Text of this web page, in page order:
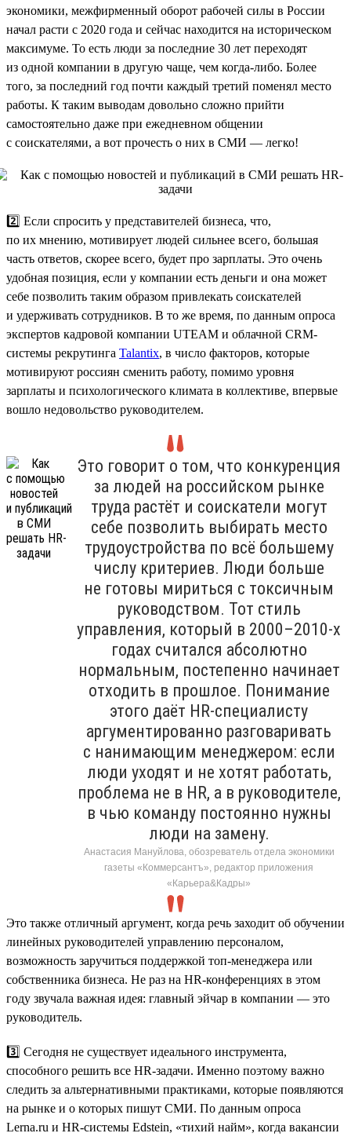
экономики, межфирменный оборот рабочей силы в России
начал расти с 2020 года и сейчас находится на историческом
максимуме. То есть люди за последние 30 лет переходят
из одной компании в другую чаще, чем когда-либо. Более
того, за последний год почти каждый третий поменял место
работы. К таким выводам довольно сложно прийти
самостоятельно даже при ежедневном общении
с соискателями, а вот прочесть о них в СМИ — легко!
2️⃣ Если спросить у представителей бизнеса, что,
по их мнению, мотивирует людей сильнее всего, большая
часть ответов, скорее всего, будет про зарплаты. Это очень
удобная позиция, если у компании есть деньги и она может
себе позволить таким образом привлекать соискателей
и удерживать сотрудников. В то же время, по данным опроса
экспертов кадровой компании UTEAM и облачной CRM-
системы рекрутинга Talantix, в число факторов, которые
мотивируют россиян сменить работу, помимо уровня
зарплаты и психологического климата в коллективе, впервые
вошло недовольство руководителем.
Это говорит о том, что конкуренция
за людей на российском рынке
труда растёт и соискатели могут
себе позволить выбирать место
трудоустройства по всё большему
числу критериев. Люди больше
не готовы мириться с токсичным
руководством. Тот стиль
управления, который в 2000–2010-х
годах считался абсолютно
нормальным, постепенно начинает
отходить в прошлое. Понимание
этого даёт HR-специалисту
аргументированно разговаривать
с нанимающим менеджером: если
люди уходят и не хотят работать,
проблема не в HR, а в руководителе,
в чью команду постоянно нужны
люди на замену.
Анастасия Мануйлова, обозреватель отдела экономики
газеты «Коммерсантъ», редактор приложения
«Карьера&Кадры»
Это также отличный аргумент, когда речь заходит об обучении
линейных руководителей управлению персоналом,
возможность заручиться поддержкой топ-менеджера или
собственника бизнеса. Не раз на HR-конференциях в этом
году звучала важная идея: главный эйчар в компании — это
руководитель.
3️⃣ Сегодня не существует идеального инструмента,
способного решить все HR-задачи. Именно поэтому важно
следить за альтернативными практиками, которые появляются
на рынке и о которых пишут СМИ. По данным опроса
Lerna.ru и HR-системы Edstein, «тихий найм», когда вакансии